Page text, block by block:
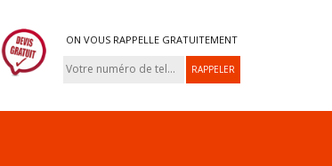
ON VOUS RAPPELLE GRATUITEMENT